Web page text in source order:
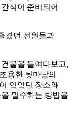
식이 준비되어
겼던 선원들과
물을 들여다보고,
용한 뒷마당의
있었던 장소와
밀수하는 방법을